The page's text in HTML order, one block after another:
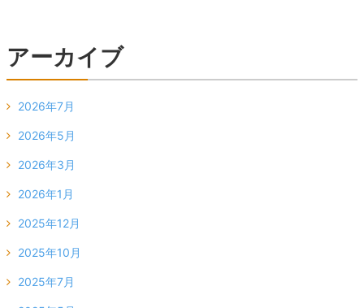
アーカイブ
2026年7月
2026年5月
2026年3月
2026年1月
2025年12月
2025年10月
2025年7月